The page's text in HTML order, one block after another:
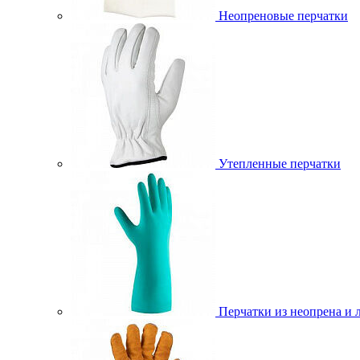
Неопреновые перчатки
Утепленные перчатки
Перчатки из неопрена и